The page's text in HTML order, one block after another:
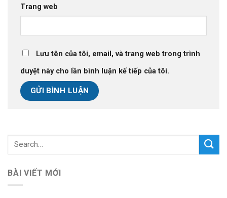
Trang web
Lưu tên của tôi, email, và trang web trong trình
duyệt này cho lần bình luận kế tiếp của tôi.
BÀI VIẾT MỚI